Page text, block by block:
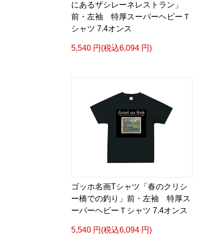
にあるザシレーネレストラン」
前・左袖 特厚スーパーヘビーＴ
シャツ 7.4オンス
5,540 円(税込6,094 円)
ゴッホ名画Tシャツ「春のクリシ
ー橋での釣り」前・左袖 特厚ス
ーパーヘビーＴシャツ 7.4オンス
5,540 円(税込6,094 円)